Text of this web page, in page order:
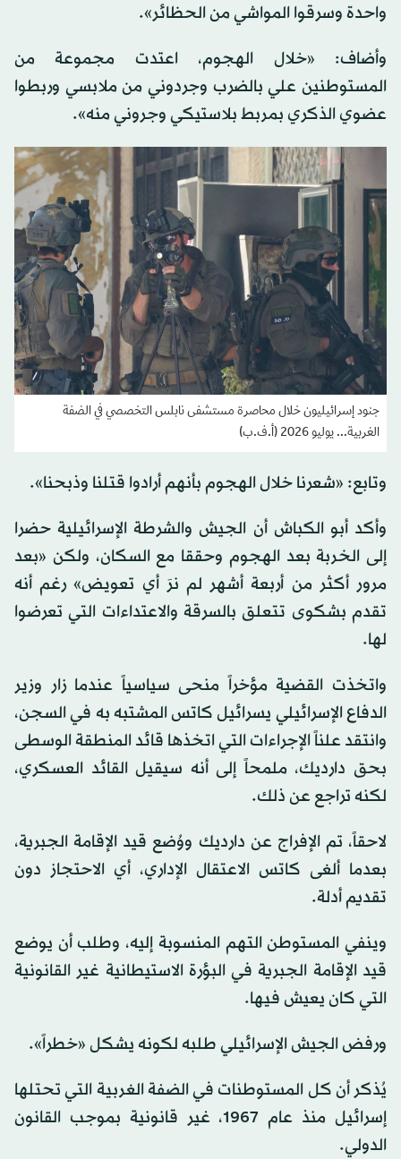
واحدة وسرقوا المواشي من الحظائر».
وأضاف: «خلال الهجوم، اعتدت مجموعة من
المستوطنين علي بالضرب وجردوني من ملابسي وربطوا
عضوي الذكري بمربط بلاستيكي وجروني منه».
جنود إسرائيليون خلال محاصرة مستشفى نابلس التخصصي في الضفة
الغربية... يوليو 2026 (أ.ف.ب)
وتابع: «شعرنا خلال الهجوم بأنهم أرادوا قتلنا وذبحنا».
وأكد أبو الكباش أن الجيش والشرطة الإسرائيلية حضرا
إلى الخربة بعد الهجوم وحققا مع السكان، ولكن «بعد
مرور أكثر من أربعة أشهر لم نرَ أي تعويض» رغم أنه
تقدم بشكوى تتعلق بالسرقة والاعتداءات التي تعرضوا
لها.
واتخذت القضية مؤخراً منحى سياسياً عندما زار وزير
الدفاع الإسرائيلي يسرائيل كاتس المشتبه به في السجن،
وانتقد علناً الإجراءات التي اتخذها قائد المنطقة الوسطى
بحق دارديك، ملمحاً إلى أنه سيقيل القائد العسكري،
لكنه تراجع عن ذلك.
لاحقاً، تم الإفراج عن دارديك ووُضع قيد الإقامة الجبرية،
بعدما ألغى كاتس الاعتقال الإداري، أي الاحتجاز دون
تقديم أدلة.
وينفي المستوطن التهم المنسوبة إليه، وطلب أن يوضع
قيد الإقامة الجبرية في البؤرة الاستيطانية غير القانونية
التي كان يعيش فيها.
ورفض الجيش الإسرائيلي طلبه لكونه يشكل «خطراً».
يُذكر أن كل المستوطنات في الضفة الغربية التي تحتلها
إسرائيل منذ عام 1967، غير قانونية بموجب القانون
الدولي.